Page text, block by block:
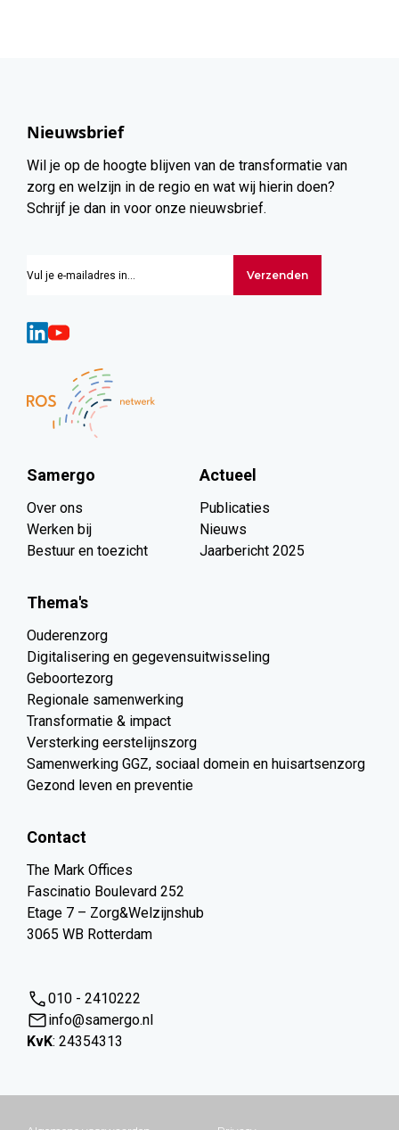
Samergo
Over ons
Werken bij
Bestuur en toezicht
Actueel
Publicaties
Nieuws
Jaarbericht 2025
Thema's
Ouderenzorg
Digitalisering en gegevensuitwisseling
Geboortezorg
Regionale samenwerking
Transformatie & impact
Versterking eerstelijnszorg
Samenwerking GGZ, sociaal domein en huisartsenzorg
Gezond leven en preventie
Contact
The Mark Offices
Fascinatio Boulevard 252
Etage 7 – Zorg&Welzijnshub
3065 WB Rotterdam
010 - 2410222
info@samergo.nl
KvK: 24354313
Nieuwsbrief
Wil je op de hoogte blijven van de transformatie van
zorg en welzijn in de regio en wat wij hierin doen?
Schrijf je dan in voor onze nieuwsbrief.
Verzenden